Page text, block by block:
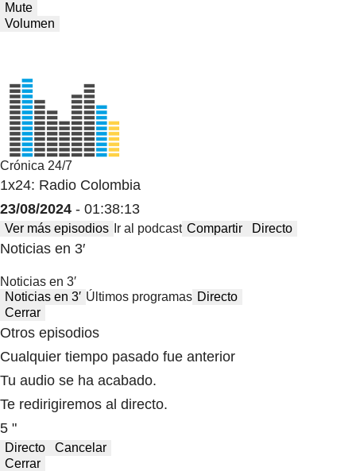
Mute
Volumen
Crónica 24/7
1x24: Radio Colombia
23/08/2024 - 01:38:13
Ver más episodios Ir al podcast Compartir Directo
Noticias en 3′
Noticias en 3′
Noticias en 3′ Últimos programas Directo
Cerrar
Otros episodios
Cualquier tiempo pasado fue anterior
Tu audio se ha acabado.
Te redirigiremos al directo.
5 "
Directo
Cancelar
Cerrar